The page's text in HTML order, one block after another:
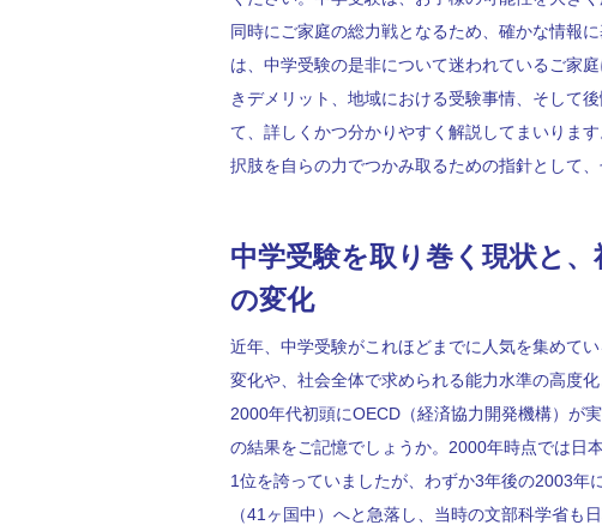
同時にご家庭の総力戦となるため、確かな情報
は、中学受験の是非について迷われているご家
きデメリット、地域における受験事情、そして
て、詳しくかつ分かりやすく解説してまいりま
択肢を自らの力でつかみ取るための指針として
中学受験を取り巻く現状と、
の変化
近年、中学受験がこれほどまでに人気を集めて
変化や、社会全体で求められる能力水準の高度
2000年代初頭にOECD（経済協力開発機構）が
の結果をご記憶でしょうか。2000年時点では日
1位を誇っていましたが、わずか3年後の2003年
（41ヶ国中）へと急落し、当時の文部科学省も